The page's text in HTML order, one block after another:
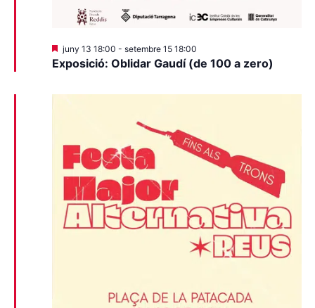
Exposició: Oblidar Gaudí (de 100 a zero)
Destacats
juny 13 18:00 - setembre 15 18:00